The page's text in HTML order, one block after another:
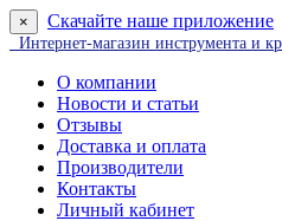
× Скачайте наше приложение
Интернет-магазин инструмента и
О компании
Новости и статьи
Отзывы
Доставка и оплата
Производители
Контакты
Личный кабинет